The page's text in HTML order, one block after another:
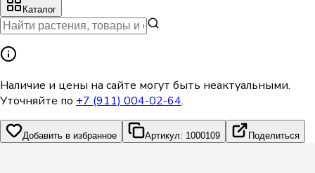
Каталог
Наличие и цены на сайте могут быть неактуальными.
Уточняйте по +7 (911) 004-02-64.
Добавить в избранное Артикул: 1000109 Поделиться